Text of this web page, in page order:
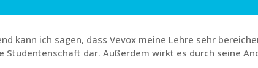
kann ich sagen, dass Vevox meine Lehre sehr
Studentenschaft dar. Außerdem wirkt es durch seine